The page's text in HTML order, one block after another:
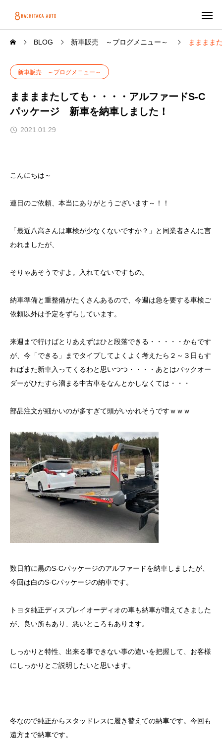
BLOG 新車販売 ～ブログメニュー～ まままま
新車販売 ～ブログメニュー～
ままままたしても・・・・アルファードS-C
パッケージ 新車を納車しました！
2021.01.29
こんにちは～
連日のご依頼、本当にありがとうございます～！！
「最近八高さんは車検が少なくないですか？」と同業者さんに言
われましたが、
そりゃあそうですよ。入れてないですもの。
納車準備と重整備がたくさんあるので、今週は急を要する車検ご
依頼以外は予定をずらしています。
来週まで行けばとりあえずはひと段落できる・・・・・かもです
が、今「できる」までタイプしてよくよく考えたら２～３日もす
ればまた新車入ってくるわと思いつつ・・・・あとはバックオー
ダーがひたすら溜まる中古車をなんとかしなくては・・・
部品注文が細かいのが多すぎて頭がいかれそうですｗｗｗ
数日前に黒のS-Cパッケージのアルファードを納車しましたが、
今回は白のS-Cパッケージの納車です。
トヨタ純正ディスプレイオーディオの車も納車が増えてきました
が、良い所もあり、悪いところもあります。
しっかりと特性、出来る事できない事の違いを把握して、お客様
にしっかりとご説明したいと思います。
冬なので純正からスタッドレスに履き替えての納車です。今回も
遠方まで納車です。